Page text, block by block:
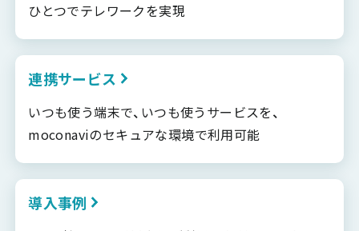
ひとつでテレワークを実現
連携サービス
いつも使う端末で、いつも使うサービスを、
moconaviのセキュアな環境で利用可能
導入事例